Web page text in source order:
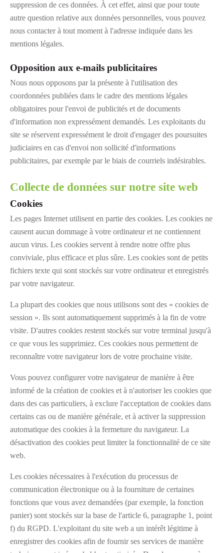
suppression de ces données. À cet effet, ainsi que pour toute
autre question relative aux données personnelles, vous pouvez
nous contacter à tout moment à l'adresse indiquée dans les
mentions légales.
Opposition aux e-mails publicitaires
Nous nous opposons par la présente à l'utilisation des
coordonnées publiées dans le cadre des mentions légales
obligatoires pour l'envoi de publicités et de documents
d'information non expressément demandés. Les exploitants du
site se réservent expressément le droit d'engager des poursuites
judiciaires en cas d'envoi non sollicité d'informations
publicitaires, par exemple par le biais de courriels indésirables.
Collecte de données sur notre site web
Cookies
Les pages Internet utilisent en partie des cookies. Les cookies ne
causent aucun dommage à votre ordinateur et ne contiennent
aucun virus. Les cookies servent à rendre notre offre plus
conviviale, plus efficace et plus sûre. Les cookies sont de petits
fichiers texte qui sont stockés sur votre ordinateur et enregistrés
par votre navigateur.
La plupart des cookies que nous utilisons sont des « cookies de
session ». Ils sont automatiquement supprimés à la fin de votre
visite. D'autres cookies restent stockés sur votre terminal jusqu'à
ce que vous les supprimiez. Ces cookies nous permettent de
reconnaître votre navigateur lors de votre prochaine visite.
Vous pouvez configurer votre navigateur de manière à être
informé de la création de cookies et à n'autoriser les cookies que
dans des cas particuliers, à exclure l'acceptation de cookies dans
certains cas ou de manière générale, et à activer la suppression
automatique des cookies à la fermeture du navigateur. La
désactivation des cookies peut limiter la fonctionnalité de ce site
web.
Les cookies nécessaires à l'exécution du processus de
communication électronique ou à la fourniture de certaines
fonctions que vous avez demandées (par exemple, la fonction
panier) sont stockés sur la base de l'article 6, paragraphe 1, point
f) du RGPD. L'exploitant du site web a un intérêt légitime à
enregistrer des cookies afin de fournir ses services de manière